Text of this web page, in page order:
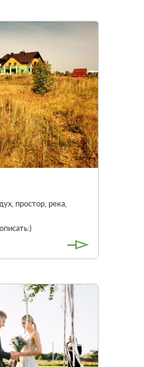
простор, река,